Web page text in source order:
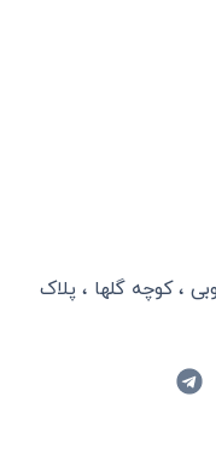
، کوچه گلها ، پلاک